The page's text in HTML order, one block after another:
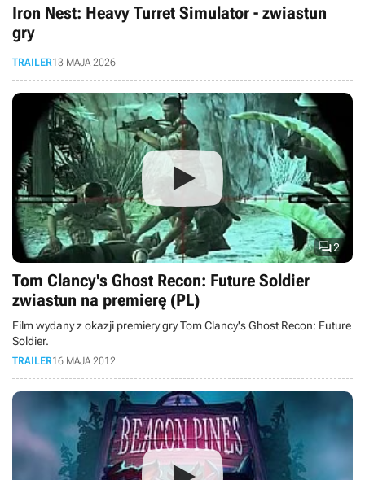
Iron Nest: Heavy Turret Simulator - zwiastun
gry
TRAILER13 MAJA 2026
2
Tom Clancy's Ghost Recon: Future Soldier
zwiastun na premierę (PL)
Film wydany z okazji premiery gry Tom Clancy's Ghost Recon: Future
Soldier.
TRAILER16 MAJA 2012